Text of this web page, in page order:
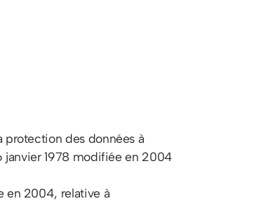
des données à
janvier 1978 modifiée en 2004
en 2004, relative à